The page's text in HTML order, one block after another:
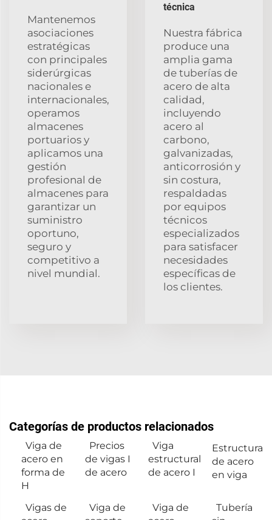
Mantenemos
asociaciones
estratégicas
con principales
siderúrgicas
nacionales e
internacionales,
operamos
almacenes
portuarios y
aplicamos una
gestión
profesional de
almacenes para
garantizar un
suministro
oportuno,
seguro y
competitivo a
nivel mundial.
técnica
Nuestra fábrica
produce una
amplia gama
de tuberías de
acero de alta
calidad,
incluyendo
acero al
carbono,
galvanizadas,
anticorrosión y
sin costura,
respaldadas
por equipos
técnicos
especializados
para satisfacer
necesidades
específicas de
los clientes.
Categorías de productos relacionados
Viga de
acero en
forma de
H
Precios
de vigas I
de acero
Viga
estructural
de acero I
Estructura
de acero
en viga
Vigas de
Viga de
Viga de
Tubería